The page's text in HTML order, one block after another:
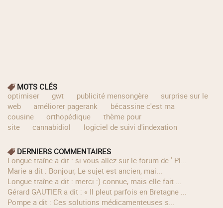
MOTS CLÉS
optimiser
gwt publicité mensongère
surprise sur le
web
améliorer pagerank
bécassine c'est ma
cousine
orthopédique
thème pour
site
cannabidiol logiciel de suivi d'indexation
DERNIERS COMMENTAIRES
longue traîne a dit : si vous allez sur le forum de ' Pl...
Marie a dit : Bonjour, Le sujet est ancien, mai...
longue traîne a dit : merci :) connue, mais elle fait ...
Gérard GAUTIER a dit : « Il pleut parfois en Bretagne ...
Pompe a dit : Ces solutions médicamenteuses s...